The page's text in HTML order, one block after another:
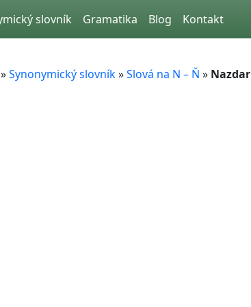
slovník Gramatika Blog Kontakt
»Synonymický slovník»Slová na N – Ň » Nazdar